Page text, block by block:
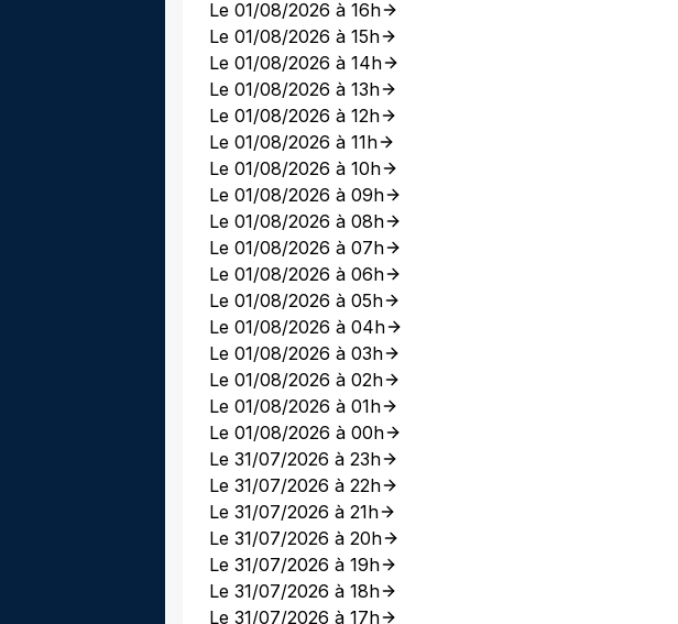
Le 01/08/2026 à 16h
Le 01/08/2026 à 15h
Le 01/08/2026 à 14h
Le 01/08/2026 à 13h
Le 01/08/2026 à 12h
Le 01/08/2026 à 11h
Le 01/08/2026 à 10h
Le 01/08/2026 à 09h
Le 01/08/2026 à 08h
Le 01/08/2026 à 07h
Le 01/08/2026 à 06h
Le 01/08/2026 à 05h
Le 01/08/2026 à 04h
Le 01/08/2026 à 03h
Le 01/08/2026 à 02h
Le 01/08/2026 à 01h
Le 01/08/2026 à 00h
Le 31/07/2026 à 23h
Le 31/07/2026 à 22h
Le 31/07/2026 à 21h
Le 31/07/2026 à 20h
Le 31/07/2026 à 19h
Le 31/07/2026 à 18h
Le 31/07/2026 à 17h